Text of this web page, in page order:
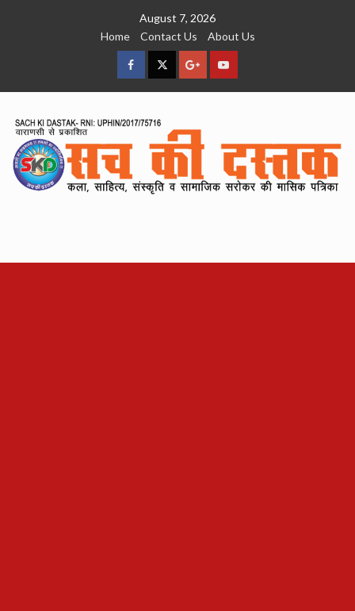
August 7, 2026
Home
Contact Us About Us
facebookTwitterGoogleYouTube